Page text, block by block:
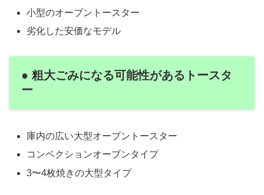
小型のオーブントースター
劣化した安価なモデル
● 粗大ごみになる可能性があるトースタ
ー
庫内の広い大型オーブントースター
コンベクションオーブンタイプ
3〜4枚焼きの大型タイプ